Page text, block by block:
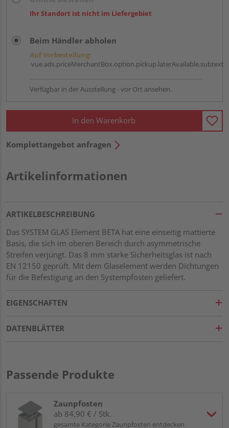
Ihr Standort ist nicht im Liefergebiet
Beim Händler abholen
Auf Vorbestellung:
vue.ads.priceMerchantBox.option.pickup.laterAvailable.subtext
Verfügbar in der Ausstellung - vor Ort ansehen.
In den Warenkorb
Komplettangebot anfragen
Artikelinformationen
ARTIKELBESCHREIBUNG
Das SYSTEM GLAS Element BETA hat eine einseitig mattierte
Basis, die sich im oberen Bereich durch asymmetrische
Streifen verjüngt. Das 8 mm starke Sicherheitsglas ist nach
EN 12150 geprüft. Mit dem Glaselement werden Dichtungen
für die Befestigung an den Systempfosten geliefert.
EIGENSCHAFTEN
DATENBLÄTTER
Passende Produkte
Zaunpfosten
ab 84,90 € / Stk.
gesamte Kategorie Zaunpfosten entdecken